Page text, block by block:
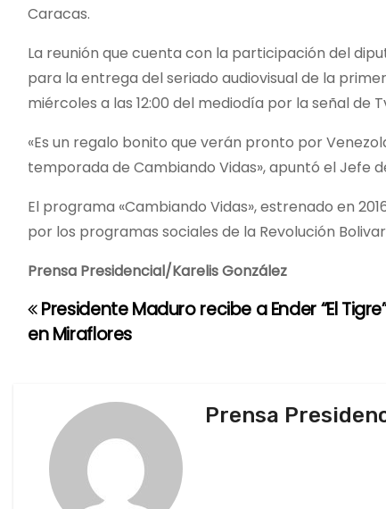
Caracas.
La reunión que cuenta con la participación del
para la entrega del seriado audiovisual de la
miércoles a las 12:00 del mediodía por la señal de
«Es un regalo bonito que verán pronto por
temporada de Cambiando Vidas», apuntó el Jefe
El programa «Cambiando Vidas», estrenado en
por los programas sociales de la Revolución
Prensa Presidencial/Karelis González
NPresidente Maduro recibe a Ender “El
en Miraflores
Prensa